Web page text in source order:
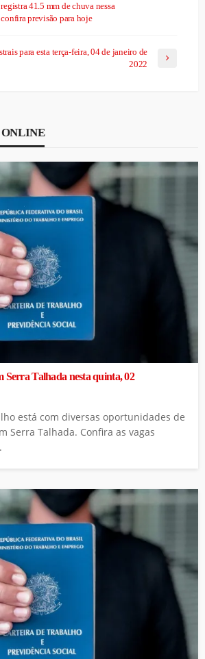
41.5 mm de chuva nessa
previsão para hoje
para esta terça-feira, 04 de janeiro de
2022
Serra Talhada nesta quinta, 02
está com diversas oportunidades de
Serra Talhada. Confira as vagas